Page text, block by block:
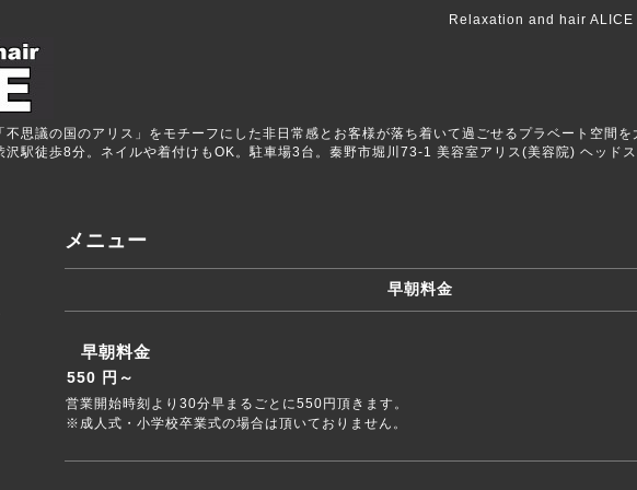
Relaxation and hair ALICE
思議の国のアリス」をモチーフにした非日常感とお客様が落ち着いて過ごせるプラベート空間を
沢駅徒歩8分。ネイルや着付けもOK。駐車場3台。秦野市堀川73-1 美容室アリス(美容院) ヘッド
メニュー
早朝料金
早朝料金
550 円～
営業開始時刻より30分早まるごとに550円頂きます。
※成人式・小学校卒業式の場合は頂いておりません。